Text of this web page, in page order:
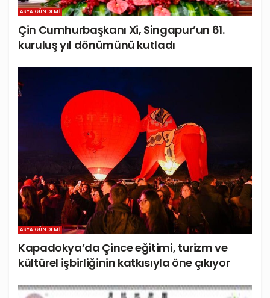
ASYA GÜNDEMI
Çin Cumhurbaşkanı Xi, Singapur’un 61.
kuruluş yıl dönümünü kutladı
ASYA GÜNDEMI
Kapadokya’da Çince eğitimi, turizm ve
kültürel işbirliğinin katkısıyla öne çıkıyor